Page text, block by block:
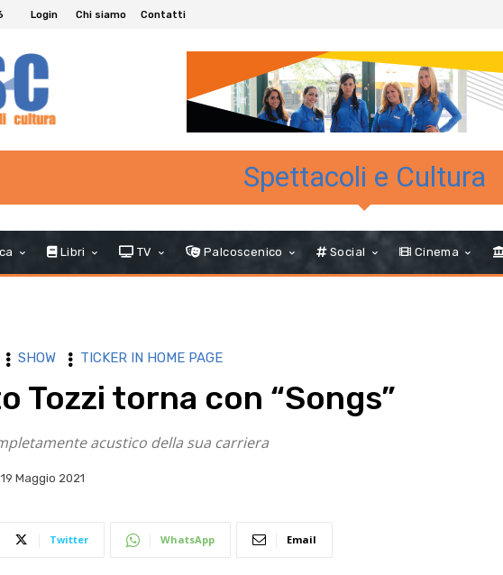
Login Chi siamo Contatti
Spettacoli e Cultura
Libri TV Palcoscenico Social Cinema
SHOW TICKER IN HOME PAGE
Tozzi torna con “Songs”
acustico della sua carriera
19 Maggio 2021
Twitter WhatsApp Email